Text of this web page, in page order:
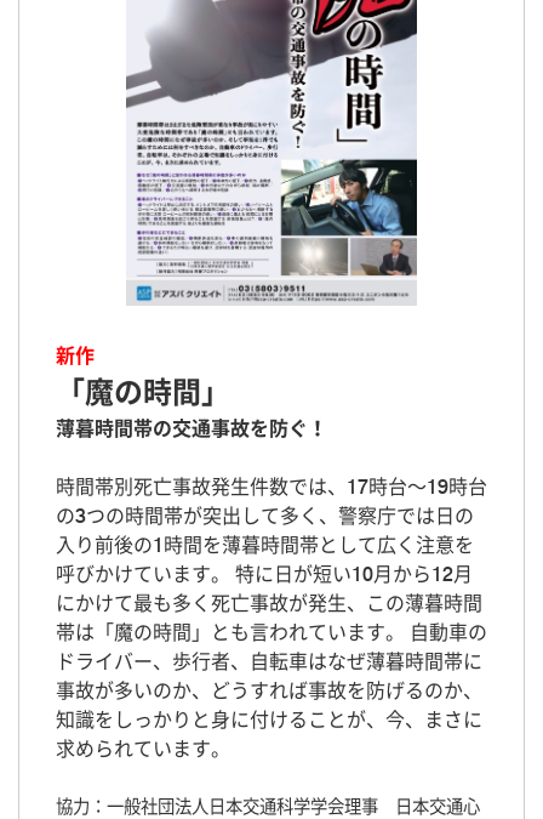
新作
「魔の時間」
薄暮時間帯の交通事故を防ぐ！
時間帯別死亡事故発生件数では、17時台～19時台
の3つの時間帯が突出して多く、警察庁では日の
入り前後の1時間を薄暮時間帯として広く注意を
呼びかけています。 特に日が短い10月から12月
にかけて最も多く死亡事故が発生、この薄暮時間
帯は「魔の時間」とも言われています。 自動車の
ドライバー、歩行者、自転車はなぜ薄暮時間帯に
事故が多いのか、どうすれば事故を防げるのか、
知識をしっかりと身に付けることが、今、まさに
求められています。
協力：一般社団法人日本交通科学学会理事 日本交通心